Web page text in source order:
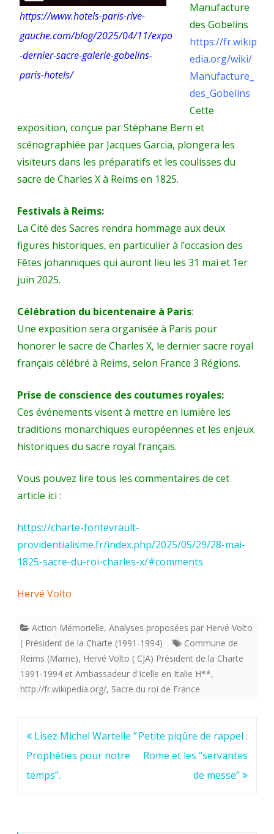
dernier
Sacre
que
connu.
https://www.hotels-paris-rive-
gauche.com/blog/2025/04/11/expo
-dernier-sacre-galerie-gobelins-
paris-hotels/
Manufacture
des Gobelins
https://fr.wikip
edia.org/wiki/
Manufacture_
des_Gobelins
Cette
exposition, conçue par Stéphane Bern et
scénographiée par Jacques Garcia, plongera les
visiteurs dans les préparatifs et les coulisses du
sacre de Charles X à Reims en 1825.
Festivals à Reims:
La Cité des Sacres rendra hommage aux deux
figures historiques, en particulier à l’occasion des
Fêtes johanniques qui auront lieu les 31 mai et 1er
juin 2025.
Célébration du bicentenaire à Paris:
Une exposition sera organisée à Paris pour
honorer le sacre de Charles X, le dernier sacre royal
français célébré à Reims, selon France 3 Régions.
Prise de conscience des coutumes royales:
Ces événements visent à mettre en lumière les
traditions monarchiques européennes et les enjeux
historiques du sacre royal français.
Vous pouvez lire tous les commentaires de cet
article ici :
https://charte-fontevrault-
providentialisme.fr/index.php/2025/05/29/28-mai-
1825-sacre-du-roi-charles-x/#comments
Hervé Volto
Action Mémorielle, Analyses proposées par Hervé Volto
( Président de la Charte (1991-1994)
Commune de
Reims (Marne), Hervé Volto ( CJA) Président de la Charte
1991-1994 et Ambassadeur d'Icelle en Italie H**,
http://fr.wikipedia.org/, Sacre du roi de France
Navigation
de
l’article
Lisez Michel Wartelle ”
Prophéties pour notre
temps”.
Petite piqûre de rappel :
Rome et les “servantes
de messe”